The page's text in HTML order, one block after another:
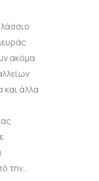
ακόμα
άλλα
την...